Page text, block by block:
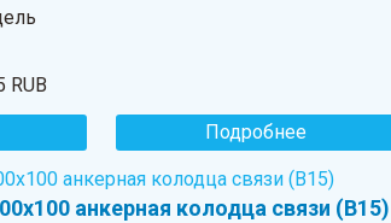
RUB
Подробнее
анкерная колодца связи (В15)